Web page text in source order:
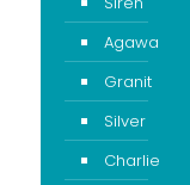
Agawa
Granit
Silver
Charlie